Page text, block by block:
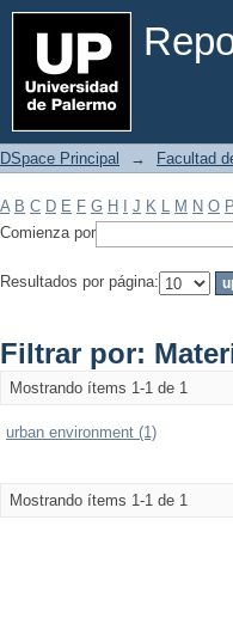
Filtrar por:
DSpace Principal → Facultad
A B C D E F G H J K L M N O P
Comienza por
Resultados por página:
Filtrar por:
Mostrando ítems 1-1 de 1
urban environment (1)
Mostrando ítems 1-1 de 1